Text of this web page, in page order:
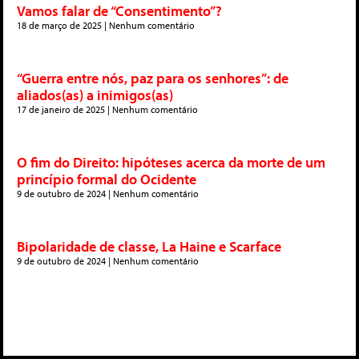
Vamos falar de “Consentimento”?
18 de março de 2025 Nenhum comentário
“Guerra entre nós, paz para os senhores”: de
aliados(as) a inimigos(as)
17 de janeiro de 2025 Nenhum comentário
O fim do Direito: hipóteses acerca da morte de um
princípio formal do Ocidente
9 de outubro de 2024 Nenhum comentário
Bipolaridade de classe, La Haine e Scarface
9 de outubro de 2024 Nenhum comentário